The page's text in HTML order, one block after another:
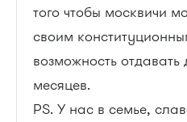
того чтобы москвичи
своим
возможность отдавать
месяцев.
PS. У нас в семье,